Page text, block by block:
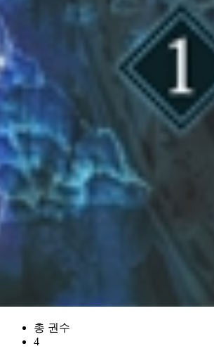
총 권수
4